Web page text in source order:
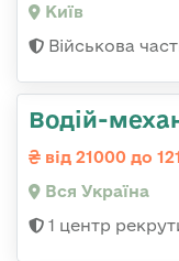
Київ
Військова
Водій-
від 21000 до
Вся Україна
1 центр